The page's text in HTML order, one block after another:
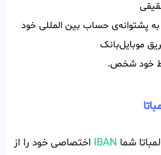
شما IBAN اختصاصی خود را از